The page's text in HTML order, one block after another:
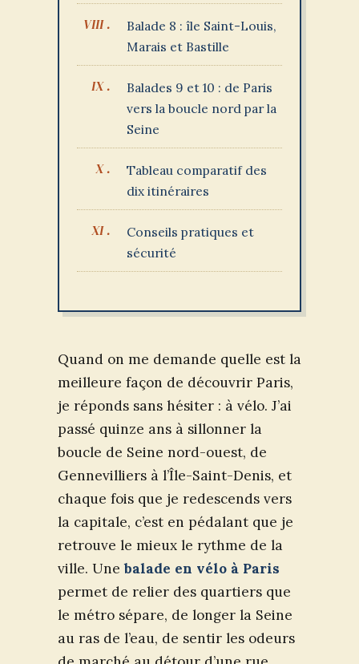
Balade 8 : île Saint-Louis,
Marais et Bastille
Balades 9 et 10 : de Paris
vers la boucle nord par la
Seine
Tableau comparatif des
dix itinéraires
Conseils pratiques et
sécurité
Quand on me demande quelle est la
meilleure façon de découvrir Paris,
je réponds sans hésiter : à vélo. J’ai
passé quinze ans à sillonner la
boucle de Seine nord-ouest, de
Gennevilliers à l’Île-Saint-Denis, et
chaque fois que je redescends vers
la capitale, c’est en pédalant que je
retrouve le mieux le rythme de la
ville. Unebalade en vélo à Paris
permet de relier des quartiers que
le métro sépare, de longer la Seine
au ras de l’eau, de sentir les odeurs